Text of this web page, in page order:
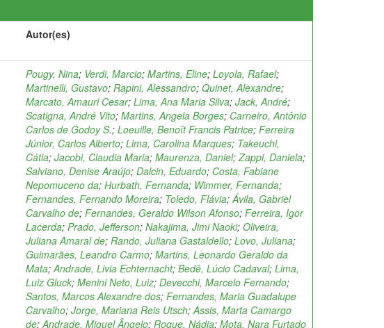
Autor(es)
Pougy, Nina; Verdi, Marcio; Martins, Eline; Loyola, Rafael;
Martinelli, Gustavo; Rapini, Alessandro; Quinet, Alexandre;
Marcato, Amauri Cesar; Lima, Ana Maria Silva; Jack, André;
Scatigna, André Vito; Martins, Angela Borges; Carneiro, Antônio
Carlos de Godoy S.; Loeuille, Benoît Francis Patrice; Ferreira
Júnior, Carlos Alberto; Lima, Carolina Marques; Takeuchi,
Cátia; Jacobi, Claudia Maria; Maurenza, Daniel;Zappi, Daniela;
Salviano, Denise Araújo; Dalcin, Eduardo; Costa, Fabiane
Nepomuceno da; Hurbath, Fernanda; Wimmer, Fernanda;
Fernandes, Fernando Moreira; Toledo, Flávia;Ávila, Gabriel
Carvalho de; Fernandes, Geraldo Wilson Afonso; Ferreira, Igor
Lacerda; Prado, Jefferson; Nakajima, Jimi Naoki; Oliveira,
Juliana Amaral de; Rando, Juliana Gastaldello; Lovo, Juliana;
Guimarães, Leandro Carmo; Martins, Leonardo Geraldo da
Mata;Andrade, Livia Echternacht; Bedê, Lúcio Cadaval; Lima,
Luiz Gluck; Menini Neto, Luiz; Devecchi, Marcelo Fernando;
Santos, Marcos Alexandre dos; Fernandes, Maria Guadalupe
Carvalho; Jorge, Mariana Reis Utsch;Assis, Marta Camargo
de;Andrade, Miguel Ângelo; Roque, Nádia; Mota, Nara Furtado